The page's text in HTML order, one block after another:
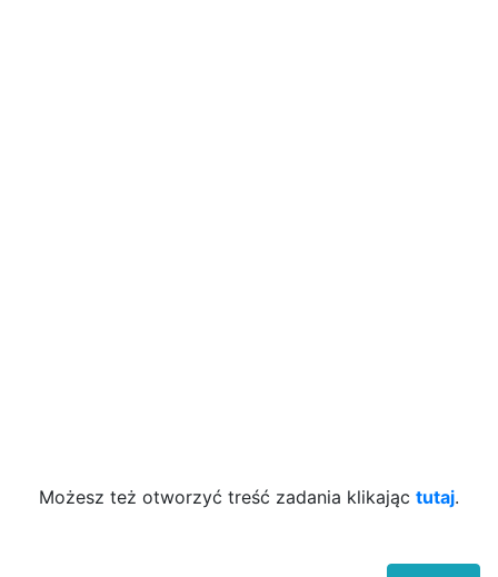
Możesz też otworzyć treść zadania klikając tutaj.